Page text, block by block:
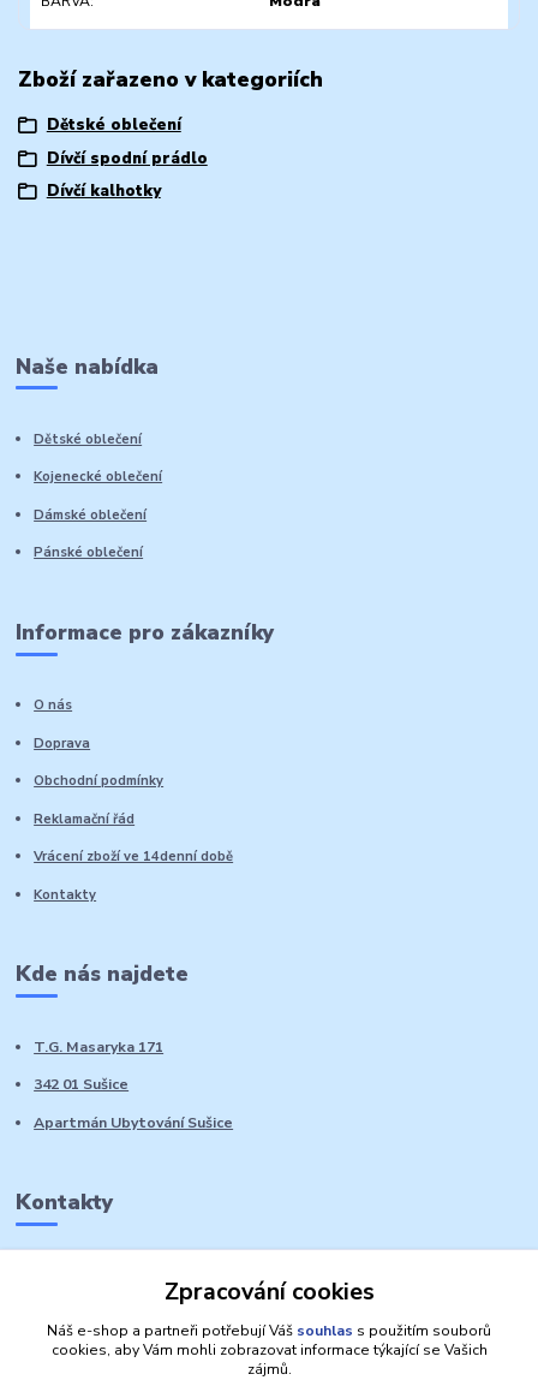
Zboží zařazeno v kategoriích
Dětské oblečení
Dívčí spodní prádlo
Dívčí kalhotky
Naše nabídka
Dětské oblečení
Kojenecké oblečení
Dámské oblečení
Pánské oblečení
Informace pro zákazníky
O nás
Doprava
Obchodní podmínky
Reklamační řád
Vrácení zboží ve 14denní době
Kontakty
Kde nás najdete
T.G. Masaryka 171
342 01 Sušice
Apartmán Ubytování Sušice
Kontakty
Zpracování cookies
Náš e-shop a partneři potřebují Váš souhlas s použitím souborů
cookies, aby Vám mohli zobrazovat informace týkající se Vašich
zájmů.